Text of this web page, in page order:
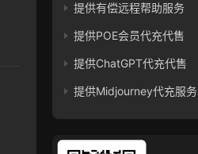
提供有偿远程帮助服务
提供POE会员代充代售
提供ChatGPT代充代售
提供Midjourney代充服务